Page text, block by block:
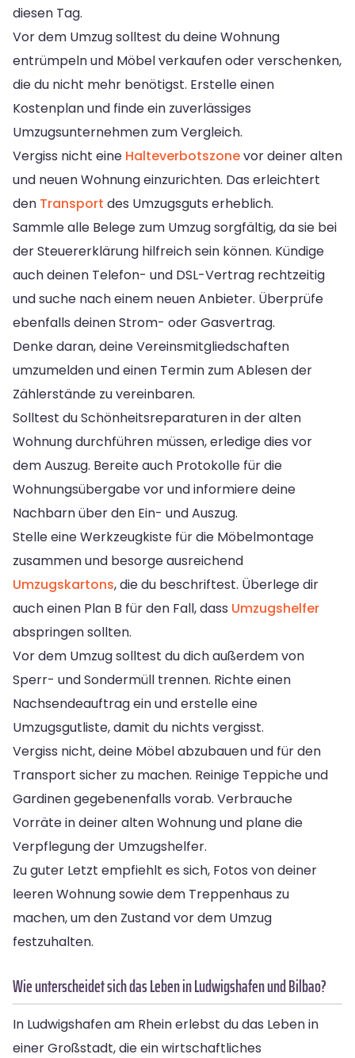
diesen Tag.
Vor dem Umzug solltest du deine Wohnung
entrümpeln und Möbel verkaufen oder verschenken,
die du nicht mehr benötigst. Erstelle einen
Kostenplan und finde ein zuverlässiges
Umzugsunternehmen zum Vergleich.
Vergiss nicht eine Halteverbotszonevor deiner alten
und neuen Wohnung einzurichten. Das erleichtert
den Transport des Umzugsguts erheblich.
Sammle alle Belege zum Umzug sorgfältig, da sie bei
der Steuererklärung hilfreich sein können. Kündige
auch deinen Telefon- und DSL-Vertrag rechtzeitig
und suche nach einem neuen Anbieter. Überprüfe
ebenfalls deinen Strom- oder Gasvertrag.
Denke daran, deine Vereinsmitgliedschaften
umzumelden und einen Termin zum Ablesen der
Zählerstände zu vereinbaren.
Solltest du Schönheitsreparaturen in der alten
Wohnung durchführen müssen, erledige dies vor
dem Auszug. Bereite auch Protokolle für die
Wohnungsübergabe vor und informiere deine
Nachbarn über den Ein- und Auszug.
Stelle eine Werkzeugkiste für die Möbelmontage
zusammen und besorge ausreichend
Umzugskartons, die du beschriftest. Überlege dir
auch einen Plan B für den Fall, dass Umzugshelfer
abspringen sollten.
Vor dem Umzug solltest du dich außerdem von
Sperr- und Sondermüll trennen. Richte einen
Nachsendeauftrag ein und erstelle eine
Umzugsgutliste, damit du nichts vergisst.
Vergiss nicht, deine Möbel abzubauen und für den
Transport sicher zu machen. Reinige Teppiche und
Gardinen gegebenenfalls vorab. Verbrauche
Vorräte in deiner alten Wohnung und plane die
Verpflegung der Umzugshelfer.
Zu guter Letzt empfiehlt es sich, Fotos von deiner
leeren Wohnung sowie dem Treppenhaus zu
machen, um den Zustand vor dem Umzug
festzuhalten.
Wie unterscheidet sich das Leben in Ludwigshafen und Bilbao?
In Ludwigshafen am Rhein erlebst du das Leben in
einer Großstadt, die ein wirtschaftliches